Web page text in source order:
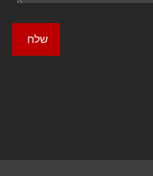
שלח